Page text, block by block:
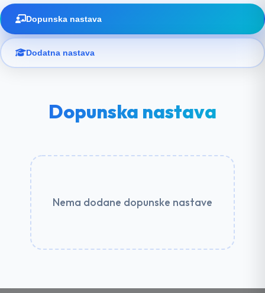
Dopunska nastava
Dodatna nastava
Dopunska nastava
Nema dodane dopunske nastave